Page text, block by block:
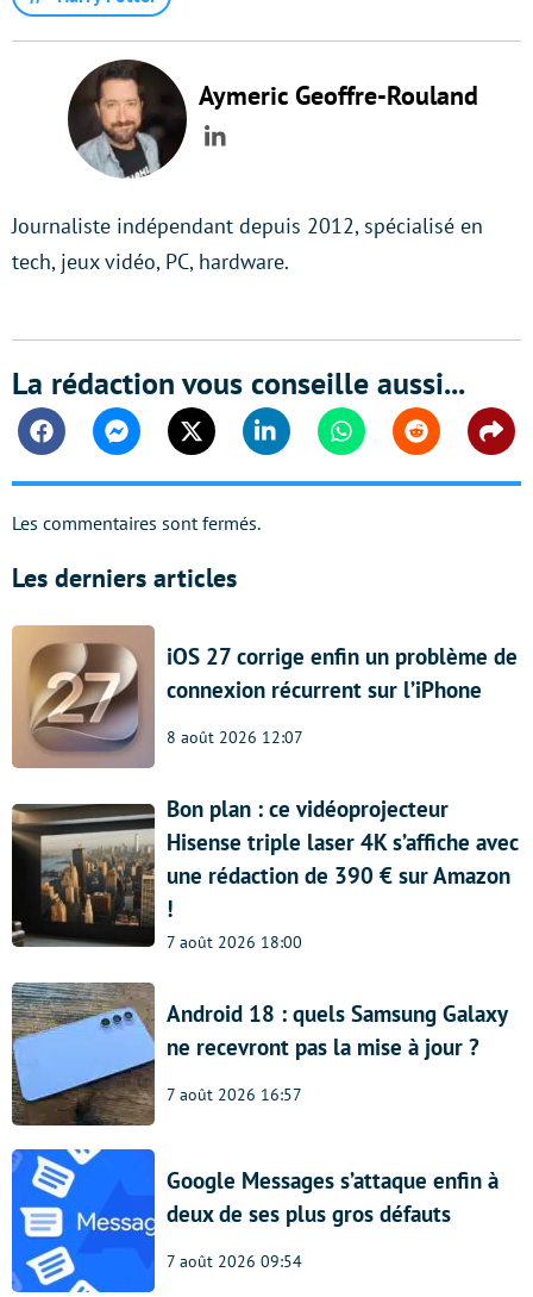
Aymeric Geoffre-Rouland
LinkedIn
Journaliste indépendant depuis 2012, spécialisé en
tech, jeux vidéo, PC, hardware.
La rédaction vous conseille aussi...
FacebookMessengerTwitter Linkedin WhatsappReddit
Les commentaires sont fermés.
Les derniers articles
iOS 27 corrige enfin un problème de
connexion récurrent sur l’iPhone
8 août 2026 12:07
Bon plan : ce vidéoprojecteur
Hisense triple laser 4K s’affiche avec
une rédaction de 390 € sur Amazon
!
7 août 2026 18:00
Android 18 : quels Samsung Galaxy
ne recevront pas la mise à jour ?
7 août 2026 16:57
Google Messages s’attaque enfin à
deux de ses plus gros défauts
7 août 2026 09:54